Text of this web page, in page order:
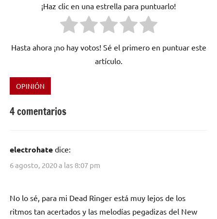
¡Haz clic en una estrella para puntuarlo!
Hasta ahora ¡no hay votos! Sé el primero en puntuar este
artículo.
Etiquetado
Estocolmo,
Priest,
Techno
OPINIÓN
4 comentarios
electrohate dice:
6 agosto, 2020 a las 8:07 pm
No lo sé, para mi Dead Ringer está muy lejos de los
ritmos tan acertados y las melodías pegadizas del New